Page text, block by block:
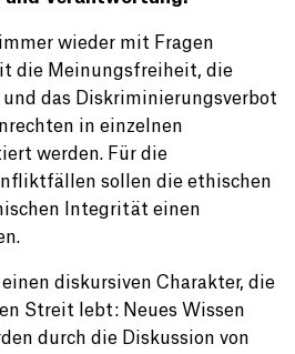
wieder mit Fragen
die Meinungsfreiheit, die
das Diskriminierungsverbot
in einzelnen
werden. Für die
sollen die ethischen
Integrität einen
diskursiven Charakter, die
Streit lebt: Neues Wissen
durch die Diskussion von